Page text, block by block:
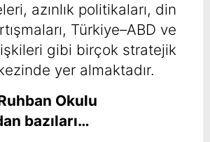
azınlık politikaları, din
Türkiye–ABD ve
gibi birçok stratejik
yer almaktadır.
Okulu
bazıları…